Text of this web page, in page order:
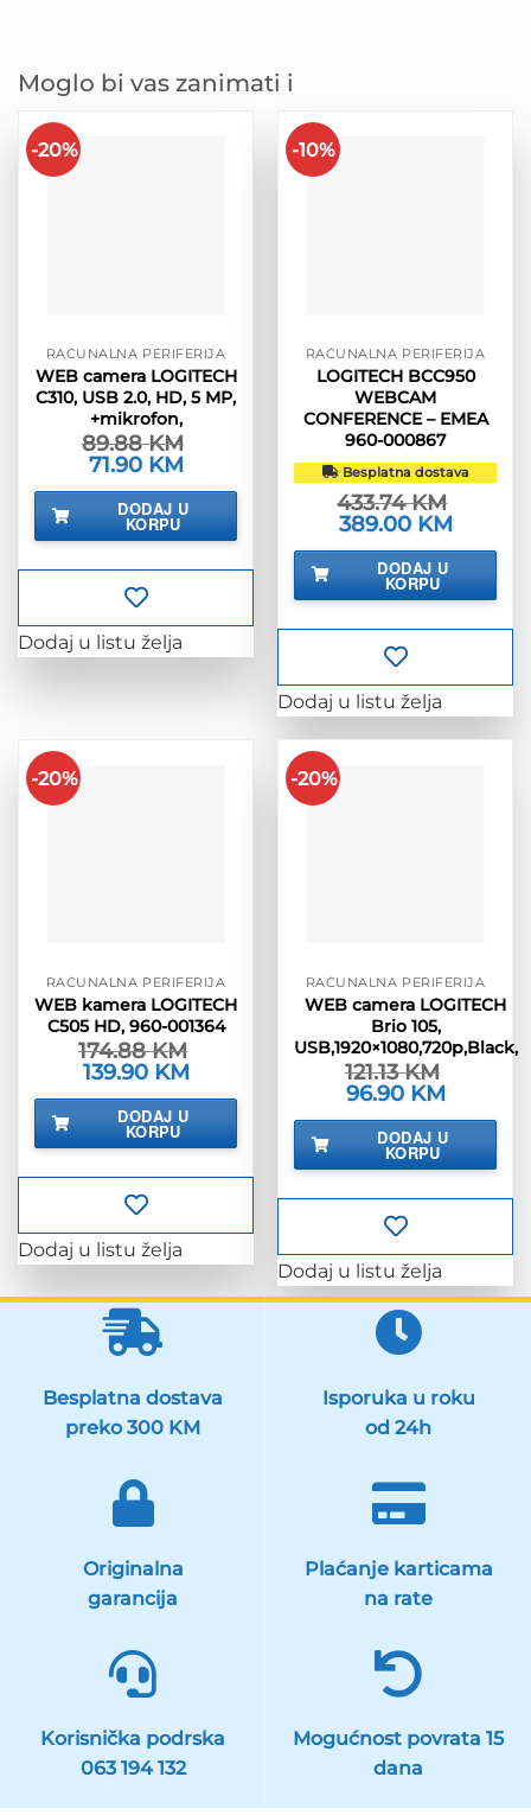
Moglo bi vas zanimati i
-20%
RAČUNALNA PERIFERIJA
WEB camera LOGITECH
C310, USB 2.0, HD, 5 MP,
+mikrofon,
89.88KM
Izvorna
cijena
bila
89.88 KM.
71.90 KM
je:
71.90 KM.
DODAJ U
KORPU
Dodaj u listu želja
-10%
RAČUNALNA PERIFERIJA
LOGITECH BCC950
WEBCAM
CONFERENCE – EMEA
960-000867
Besplatna dostava
433.74KM
Izvorna
cijena
bila
433.74 KM.
389.00 KM
je:
DODAJ U
KORPU
Dodaj u listu želja
-20%
RAČUNALNA PERIFERIJA
WEB kamera LOGITECH
C505 HD, 960-001364
174.88KM
Izvorna
cijena
bila
174.88 KM.
139.90 KM
je:
DODAJ U
KORPU
Dodaj u listu želja
-20%
RAČUNALNA PERIFERIJA
WEB camera LOGITECH
Brio 105,
USB,1920×1080,720p,Black,
121.13KM
Izvorna
cijena
bila
121.13 KM.
96.90 KM
je:
96.90 KM.
DODAJ U
KORPU
Dodaj u listu želja
Besplatna dostava
preko 300 KM
Isporuka u roku
od 24h
Originalna
garancija
Plaćanje karticama
na rate
Korisnička podrska
063 194 132
Mogućnost povrata 15
dana